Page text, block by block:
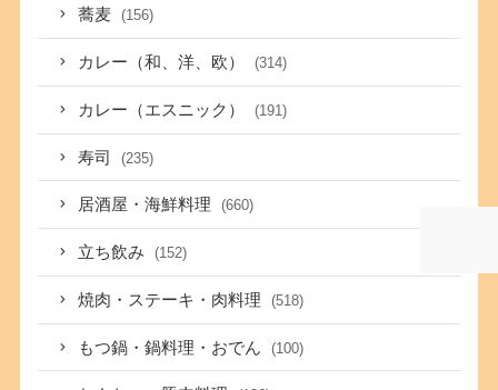
蕎麦 (156)
カレー（和、洋、欧） (314)
カレー（エスニック） (191)
寿司 (235)
居酒屋・海鮮料理 (660)
立ち飲み (152)
焼肉・ステーキ・肉料理 (518)
もつ鍋・鍋料理・おでん (100)